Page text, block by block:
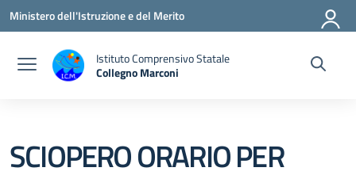
Vai ai contenuti
Vai al menu di navigazione
Vai al footer
Ministero dell'Istruzione e del Merito
Istituto Comprensivo Statale
Collegno Marconi
SCIOPERO ORARIO PER